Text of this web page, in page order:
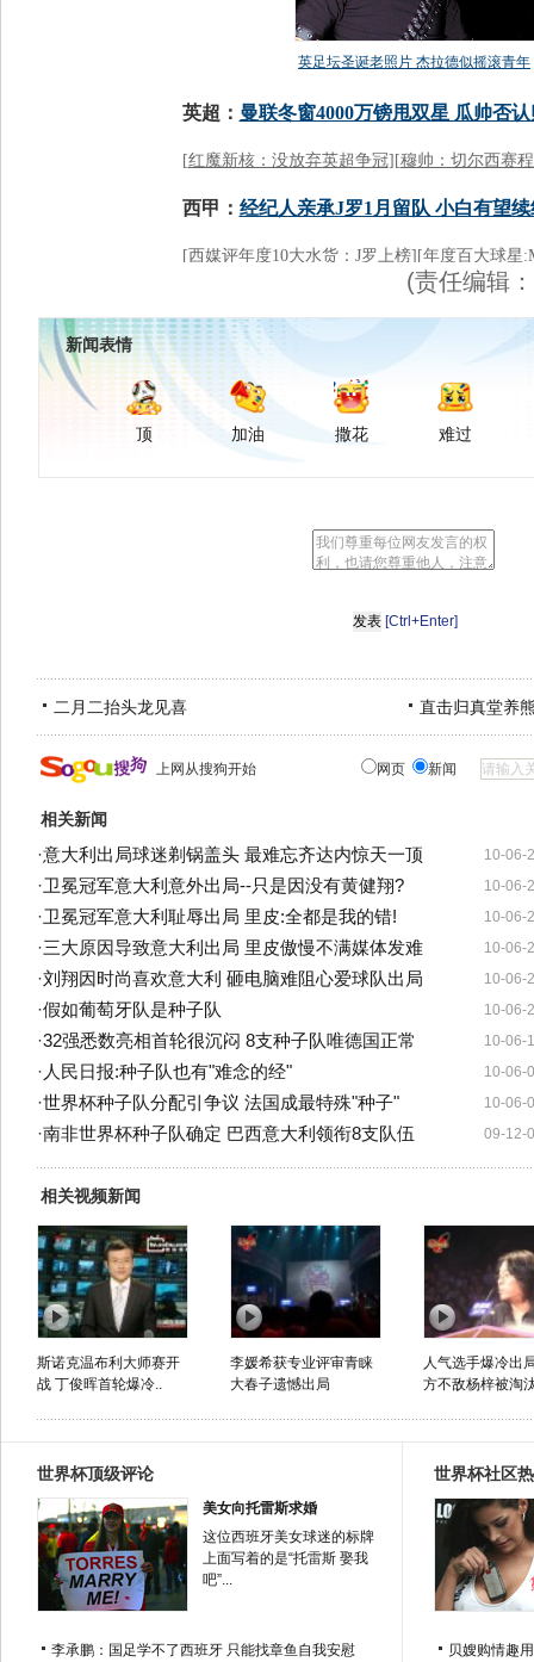
(责任编辑
新闻表情
顶 加油 撒花 难过
[Ctrl+Enter]
二月二抬头龙见喜 直击归真堂养
上网从搜狗开始 网页 新闻
相关新闻
10-06-
·意大利出局球迷剃锅盖头 最难忘齐达内惊天一顶
10-06-
·卫冕冠军意大利意外出局--只是因没有黄健翔?
10-06-
·卫冕冠军意大利耻辱出局 里皮:全都是我的错!
10-06-
·三大原因导致意大利出局 里皮傲慢不满媒体发难
10-06-
·刘翔因时尚喜欢意大利 砸电脑难阻心爱球队出局
10-06-
·假如葡萄牙队是种子队
10-06-
·32强悉数亮相首轮很沉闷 8支种子队唯德国正常
10-06-
· 人民日报:种子队也有"难念的经"
10-06-
·世界杯种子队分配引争议 法国成最特殊"种子"
09-12-
·南非世界杯种子队确定 巴西意大利领衔8支队伍
相关视频新闻
斯诺克温布利大师赛开
战 丁俊晖首轮爆冷..
李媛希获专业评审青睐
大春子遗憾出局
人气选手爆冷出
方不敌杨梓被淘
世界杯顶级评论
美女向托雷斯求婚
这位西班牙美女球迷的标牌
上面写着的是“托雷斯 娶我
吧”...
李承鹏：国足学不了西班牙 只能找章鱼自我安慰
世界杯社区
贝嫂购情趣